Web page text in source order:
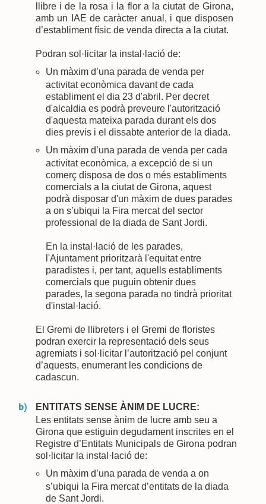
llibre i de la rosa i la flor a la ciutat de Girona,
amb un IAE de caràcter anual, i que disposen
d’establiment físic de venda directa a la ciutat.
Podran sol·licitar la instal·lació de:
Un màxim d’una parada de venda per
activitat econòmica davant de cada
establiment el dia 23 d'abril. Per decret
d'alcaldia es podrà preveure l'autorització
d'aquesta mateixa parada durant els dos
dies previs i el dissabte anterior de la diada.
Un màxim d’una parada de venda per cada
activitat econòmica, a excepció de si un
comerç disposa de dos o més establiments
comercials a la ciutat de Girona, aquest
podrà disposar d'un màxim de dues parades
a on s’ubiqui la Fira mercat del sector
professional de la diada de Sant Jordi.
En la instal·lació de les parades,
l'Ajuntament prioritzarà l'equitat entre
paradistes i, per tant, aquells establiments
comercials que puguin obtenir dues
parades, la segona parada no tindrà prioritat
d'instal·lació.
El Gremi de llibreters i el Gremi de floristes
podran exercir la representació dels seus
agremiats i sol·licitar l’autorització pel conjunt
d’aquests, enumerant les condicions de
cadascun.
ENTITATS SENSE ÀNIM DE LUCRE:
Les entitats sense ànim de lucre amb seu a
Girona que estiguin degudament inscrites en el
Registre d’Entitats Municipals de Girona podran
sol·licitar la instal·lació de:
Un màxim d’una parada de venda a on
s’ubiqui la Fira mercat d’entitats de la diada
de Sant Jordi.